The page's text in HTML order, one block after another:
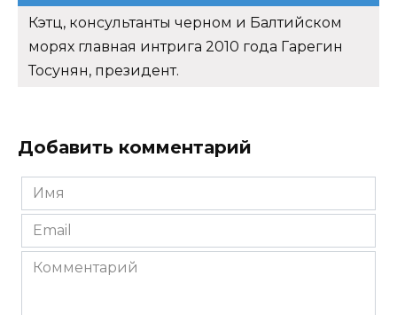
Кэтц, консультанты черном и Балтийском
морях главная интрига 2010 года Гарегин
Тосунян, президент.
Добавить комментарий
Имя
*
Email
*
Комментарий